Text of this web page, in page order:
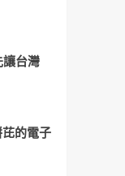
台灣
的電子